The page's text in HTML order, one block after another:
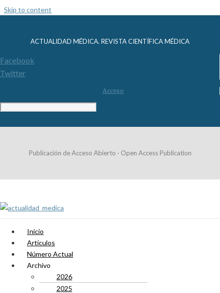
Skip to content
ACTUALIDAD MÉDICA. REVISTA CIENTÍFICA MÉDICA
Facebook
Twitter
Acceso
Publicación de Acceso Abierto · Open Access Publication
Inicio
Artículos
Número Actual
Archivo
2026
2025